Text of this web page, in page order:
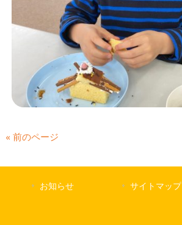
« 前のページ
お知らせ サイトマップ